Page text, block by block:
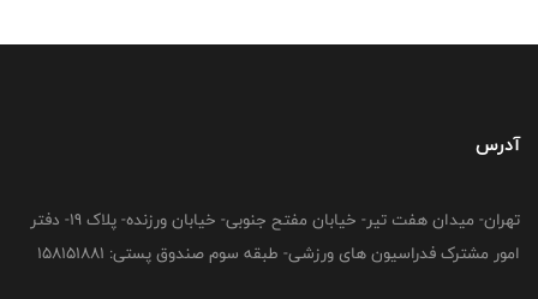
آدرس
تهران- میدان هفت تیر- خیابان مفتح جنوبی- خیابان ورزنده- پلاک 19- دفتر
امور مشترک فدراسیون های ورزشی- طبقه سوم صندوق پستی: 158151881